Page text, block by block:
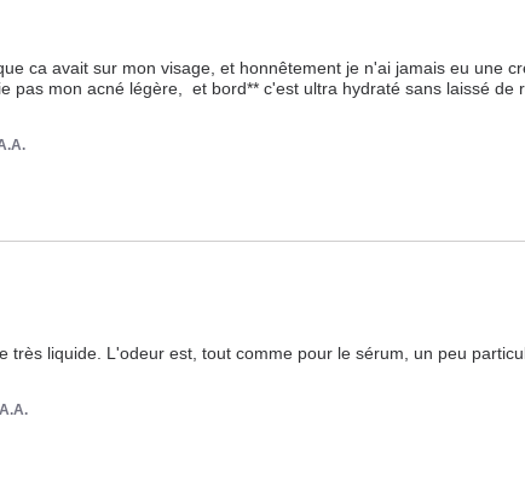
ca avait sur mon visage, et honnêtement je n'ai jamais eu une
pas mon acné légère,  et bord** c'est ultra hydraté sans laissé de
très liquide. L'odeur est, tout comme pour le sérum, un peu
A.A.